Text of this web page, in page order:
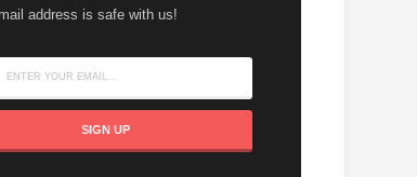
address is safe with us!